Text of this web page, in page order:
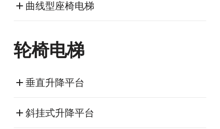
曲线型座椅电梯
轮椅电梯
垂直升降平台
斜挂式升降平台